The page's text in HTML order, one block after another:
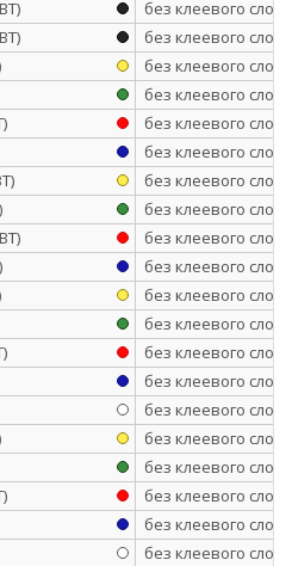
без клеевого слоя
без клеевого слоя
без клеевого слоя
без клеевого слоя
без клеевого слоя
без клеевого слоя
без клеевого слоя
без клеевого слоя
без клеевого слоя
без клеевого слоя
без клеевого слоя
без клеевого слоя
без клеевого слоя
без клеевого слоя
без клеевого слоя
без клеевого слоя
без клеевого слоя
без клеевого слоя
без клеевого слоя
без клеевого слоя